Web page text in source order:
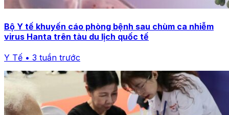
Bộ Y tế khuyến cáo phòng bệnh sau chùm ca nhiễm
virus Hanta trên tàu du lịch quốc tế
Y Tế • 3 tuần trước